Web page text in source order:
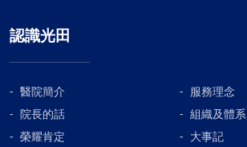
認識光田
醫院簡介
服務理念
院長的話
組織及體系
榮耀肯定
大事記